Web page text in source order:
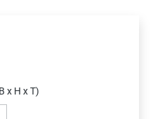
x H x T)